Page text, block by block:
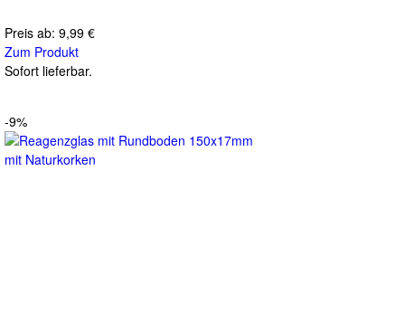
Preis ab: 9,99 €
Zum Produkt
Sofort lieferbar.
-9%